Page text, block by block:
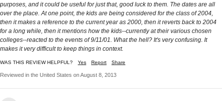
purposes, and it could be useful for just that, good luck to them. The dates are all
over the place. At one point, the kids are being considered for the class of 2004,
then it makes a reference to the current year as 2000, then it reverts back to 2004
for a long while, then it mentions how the kids--currently at their various chosen
colleges--reacted to the events of 9/11/01. What the hell? It's very confusing. It
makes it very difficult to keep things in context.
WAS THIS REVIEW HELPFUL? Yes Report Share
Reviewed in the United States on August 8, 2013